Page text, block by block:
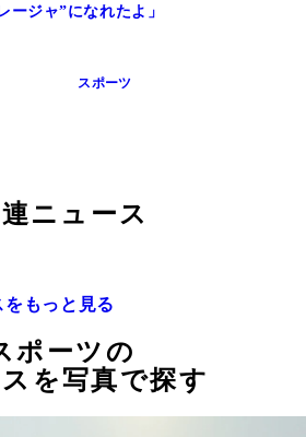
ージャ”になれたよ」
スポーツ
ニュース
をもっと見る
ポーツの
を写真で探す